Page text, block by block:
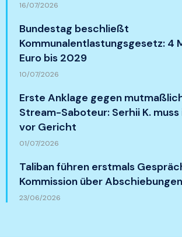
16/07/2026
Bundestag beschließt
Kommunalentlastungsgesetz: 4
Euro bis 2029
10/07/2026
Erste Anklage gegen
Stream-Saboteur: Serhii K. muss
vor Gericht
01/07/2026
Taliban führen erstmals
Kommission über Abschiebungen
23/06/2026